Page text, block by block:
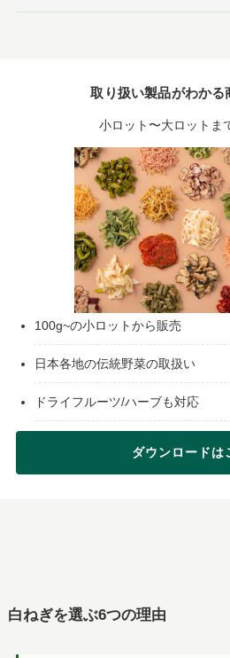
取り扱い製品がわかる
小ロット〜大ロットま
100g~の小ロットから販売
日本各地の伝統野菜の取扱い
ドライフルーツ/ハーブも対応
ダウンロードは
白ねぎを選ぶ6つの理由